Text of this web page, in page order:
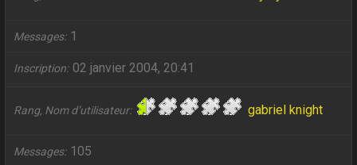
Messages 1
Inscription 02 janvier 2004, 20:41
Rang, Nom d’utilisateur gabriel knight
Messages 105